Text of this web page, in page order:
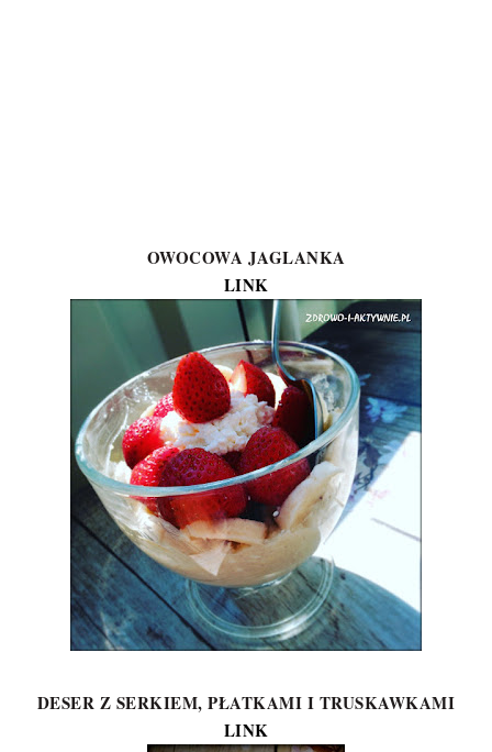
OWOCOWA JAGLANKA
LINK
DESER Z SERKIEM, PŁATKAMI I TRUSKAWKAMI
LINK